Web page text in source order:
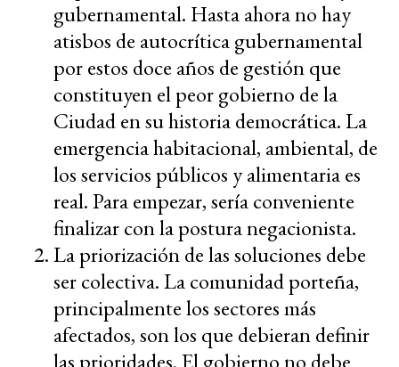
gubernamental. Hasta ahora no hay
atisbos de autocrítica gubernamental
por estos doce años de gestión que
constituyen el peor gobierno de la
Ciudad en su historia democrática. La
emergencia habitacional, ambiental, de
los servicios públicos y alimentaria es
real. Para empezar, sería conveniente
finalizar con la postura negacionista.
La priorización de las soluciones debe
ser colectiva. La comunidad porteña,
principalmente los sectores más
afectados, son los que debieran definir
las prioridades. El gobierno no debe